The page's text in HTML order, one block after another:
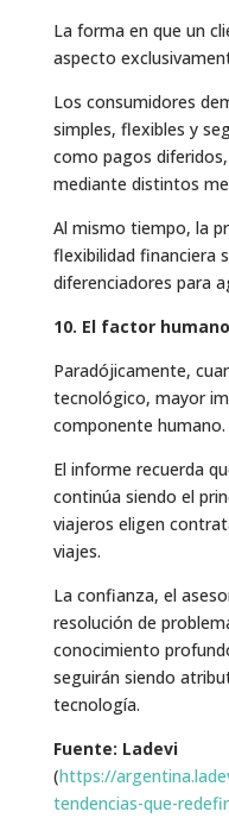
La forma en que un
aspecto
Los consumidores
simples, flexibles y
como pagos
mediante distintos
Al mismo tiempo, la
flexibilidad financiera
diferenciadores para
10. El factor
Paradójicamente,
tecnológico, mayor
componente humano.
El informe recuerda
continúa siendo el
viajeros eligen
viajes.
La confianza, el
resolución de
conocimiento
seguirán siendo
tecnología.
Fuente: Ladevi
(https://
tendencias-que-